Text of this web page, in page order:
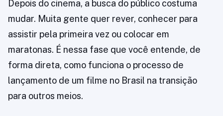
Depois do cinema, a busca do público costuma
mudar. Muita gente quer rever, conhecer para
assistir pela primeira vez ou colocar em
maratonas. É nessa fase que você entende, de
forma direta, como funciona o processo de
lançamento de um filme no Brasil na transição
para outros meios.